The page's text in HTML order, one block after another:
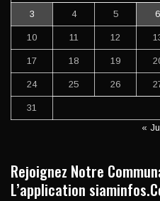
3 4 5 6
10 11 12
17 18 19
24 25 26
31
«
Rejoignez Notre
L’application